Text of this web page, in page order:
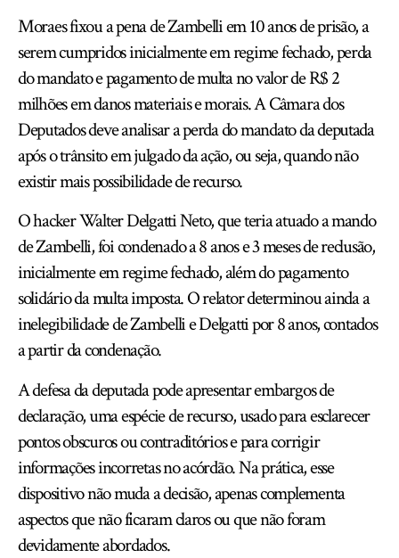
Moraes fixou a pena de Zambelli em 10 anos de prisão, a
serem cumpridos inicialmente em regime fechado, perda
do mandato e pagamento de multa no valor de R$ 2
milhões em danos materiais e morais. A Câmara dos
Deputados deve analisar a perda do mandato da deputada
após o trânsito em julgado da ação, ou seja, quando não
existir mais possibilidade de recurso.
O hacker Walter Delgatti Neto, que teria atuado a mando
de Zambelli, foi condenado a 8 anos e 3 meses de reclusão,
inicialmente em regime fechado, além do pagamento
solidário da multa imposta. O relator determinou ainda a
inelegibilidade de Zambelli e Delgatti por 8 anos, contados
a partir da condenação.
A defesa da deputada pode apresentar embargos de
declaração, uma espécie de recurso, usado para esclarecer
pontos obscuros ou contraditórios e para corrigir
informações incorretas no acórdão. Na prática, esse
dispositivo não muda a decisão, apenas complementa
aspectos que não ficaram claros ou que não foram
devidamente abordados.